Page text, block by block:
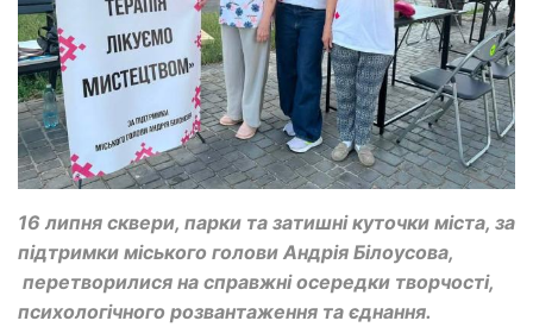
16 липня сквери, парки та затишні куточки міста, за
підтримки міського голови Андрія Білоусова,
перетворилися на справжні осередки творчості,
психологічного розвантаження та єднання.